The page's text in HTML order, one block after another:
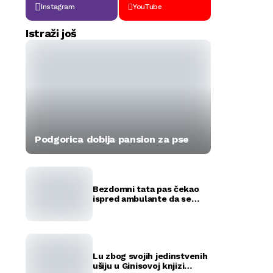
Instagram YouTube
Istraži još
Podgorica dobija pansion za pse
Bezdomni tata pas čekao
ispred ambulante da se
Lu zbog svojih jedinstvenih
ušiju u Ginisovoj knjizi